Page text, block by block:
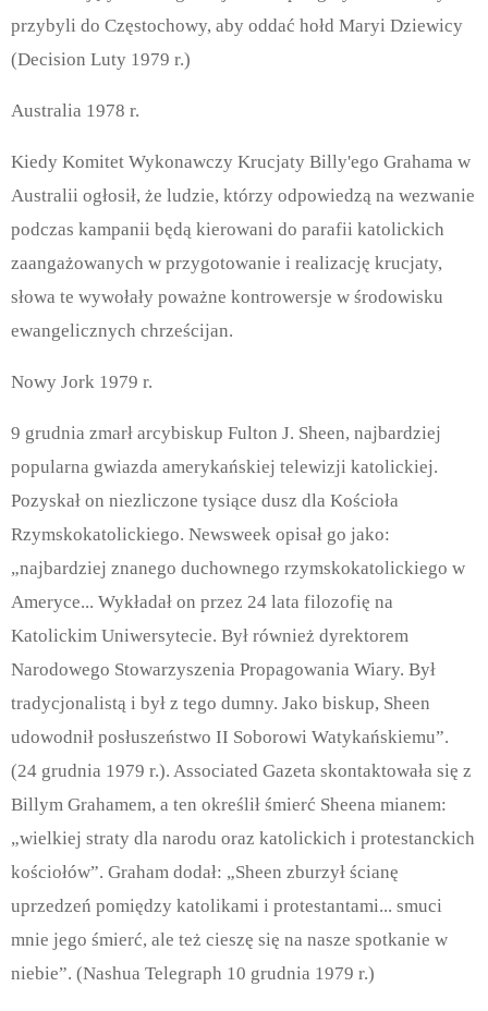
przybyli do Częstochowy, aby oddać hołd Maryi Dziewicy
(Decision Luty 1979 r.)
Australia 1978 r.
Kiedy Komitet Wykonawczy Krucjaty Billy'ego Grahama w
Australii ogłosił, że ludzie, którzy odpowiedzą na wezwanie
podczas kampanii będą kierowani do parafii katolickich
zaangażowanych w przygotowanie i realizację krucjaty,
słowa te wywołały poważne kontrowersje w środowisku
ewangelicznych chrześcijan.
Nowy Jork 1979 r.
9 grudnia zmarł arcybiskup Fulton J. Sheen, najbardziej
popularna gwiazda amerykańskiej telewizji katolickiej.
Pozyskał on niezliczone tysiące dusz dla Kościoła
Rzymskokatolickiego. Newsweek opisał go jako:
„najbardziej znanego duchownego rzymskokatolickiego w
Ameryce... Wykładał on przez 24 lata filozofię na
Katolickim Uniwersytecie. Był również dyrektorem
Narodowego Stowarzyszenia Propagowania Wiary. Był
tradycjonalistą i był z tego dumny. Jako biskup, Sheen
udowodnił posłuszeństwo II Soborowi Watykańskiemu”.
(24 grudnia 1979 r.). Associated Gazeta skontaktowała się z
Billym Grahamem, a ten określił śmierć Sheena mianem:
„wielkiej straty dla narodu oraz katolickich i protestanckich
kościołów”. Graham dodał: „Sheen zburzył ścianę
uprzedzeń pomiędzy katolikami i protestantami... smuci
mnie jego śmierć, ale też cieszę się na nasze spotkanie w
niebie”. (Nashua Telegraph 10 grudnia 1979 r.)